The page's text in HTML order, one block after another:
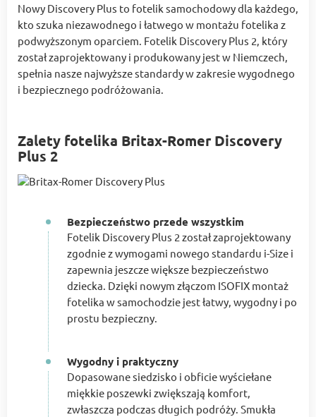
Nowy Discovery Plus to fotelik samochodowy dla każdego,
kto szuka niezawodnego i łatwego w montażu fotelika z
podwyższonym oparciem. Fotelik Discovery Plus 2, który
został zaprojektowany i produkowany jest w Niemczech,
spełnia nasze najwyższe standardy w zakresie wygodnego
i bezpiecznego podróżowania.
Zalety fotelika Britax-Romer Discovery
Plus 2
Bezpieczeństwo przede wszystkim
Fotelik Discovery Plus 2 został zaprojektowany
zgodnie z wymogami nowego standardu i-Size i
zapewnia jeszcze większe bezpieczeństwo
dziecka. Dzięki nowym złączom ISOFIX montaż
fotelika w samochodzie jest łatwy, wygodny i po
prostu bezpieczny.
Wygodny i praktyczny
Dopasowane siedzisko i obficie wyściełane
miękkie poszewki zwiększają komfort,
zwłaszcza podczas długich podróży. Smukła